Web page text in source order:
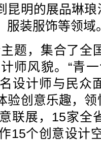
昆明的展品琳
服装服饰等领域
题，集合了全
师风貌。“青
设计师与民众
验创意乐趣，
联展，15家全
15个创意设计